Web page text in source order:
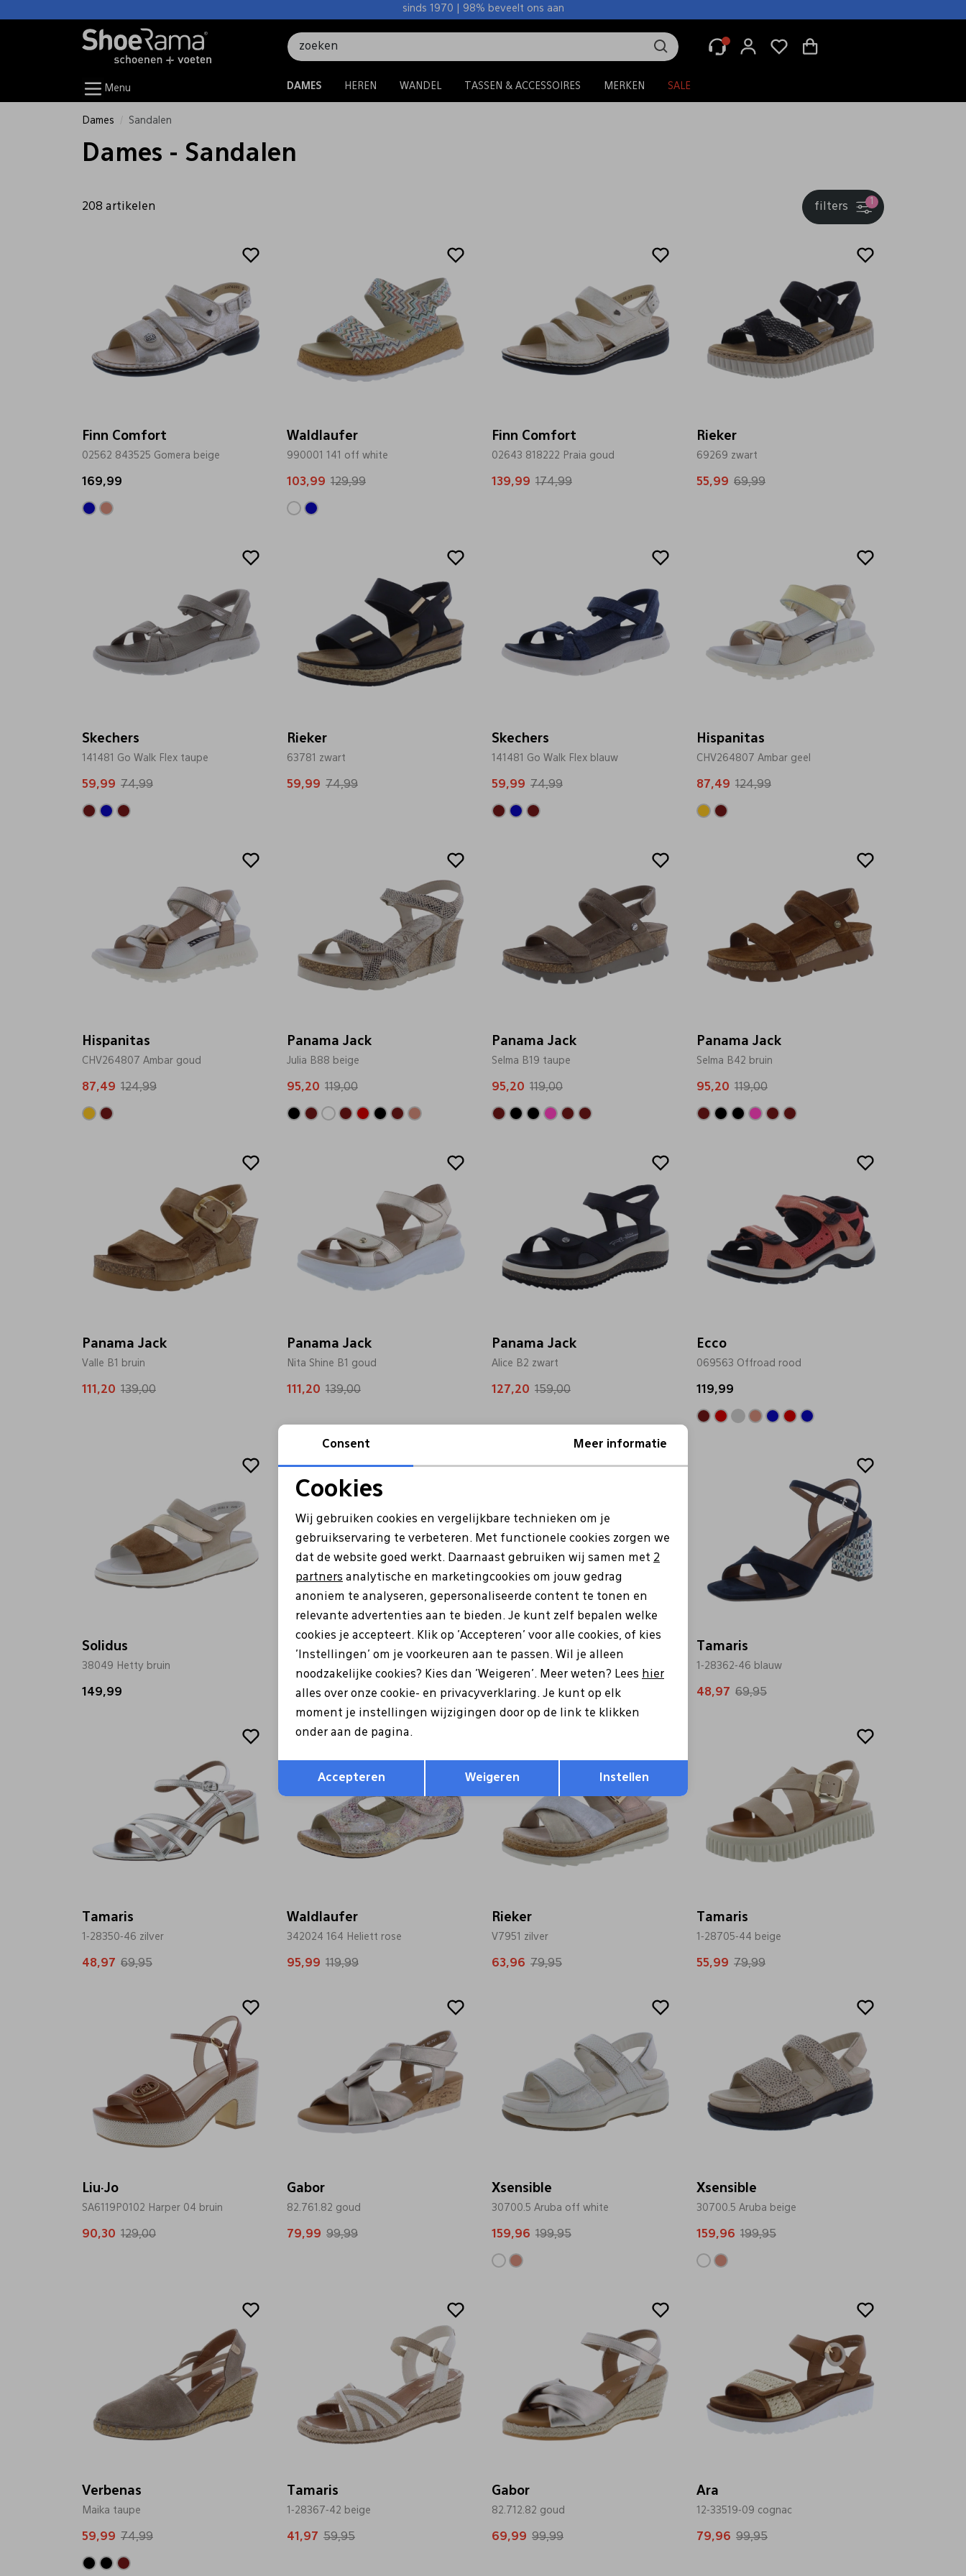
sinds 1970 | 98% beveelt ons aan
Menu DAMES HEREN WANDEL TASSEN & ACCESSOIRES MERKEN SALE
Dames Sandalen
Dames - Sandalen
208 artikelen filters
Finn Comfort
02562 843525 Gomera beige
169,99
Waldlaufer
990001 141 off white
103,99 129,99
Finn Comfort
02643 818222 Praia goud
139,99 174,99
Rieker
69269 zwart
55,99 69,99
Skechers
141481 Go Walk Flex taupe
59,99 74,99
Rieker
63781 zwart
59,99 74,99
Skechers
141481 Go Walk Flex blauw
59,99 74,99
Hispanitas
CHV264807 Ambar geel
87,49 124,99
Hispanitas
CHV264807 Ambar goud
87,49 124,99
Panama Jack
Julia B88 beige
95,20 119,00
Panama Jack
Selma B19 taupe
95,20 119,00
Panama Jack
Selma B42 bruin
95,20 119,00
Panama Jack
Valle B1 bruin
111,20 139,00
Panama Jack
Nita Shine B1 goud
111,20 139,00
Panama Jack
Alice B2 zwart
127,20 159,00
Ecco
069563 Offroad rood
119,99
Solidus
38049 Hetty bruin
149,99
Waldlaufer
103,99 129,99
Warmbat
62,99 89,99
Tamaris
1-28362-46 blauw
48,97 69,95
Tamaris
1-28350-46 zilver
48,97 69,95
Waldlaufer
342024 164 Heliett rose
95,99 119,99
Rieker
V7951 zilver
63,96 79,95
Tamaris
1-28705-44 beige
55,99 79,99
Liu·Jo
SA6119P0102 Harper 04 bruin
90,30 129,00
Gabor
82.761.82 goud
79,99 99,99
Xsensible
30700.5 Aruba off white
159,96 199,95
Xsensible
30700.5 Aruba beige
159,96 199,95
Verbenas
Maika taupe
59,99 74,99
Tamaris
1-28367-42 beige
41,97 59,95
Gabor
82.712.82 goud
69,99 99,99
Ara
12-33519-09 cognac
79,96 99,95
Noodzakelijke cookies
Analytische cookies Marketing cookies
Terug Opslaan
Consent Meer informatie
Cookies
Wij gebruiken cookies en vergelijkbare technieken om je
gebruikservaring te verbeteren. Met functionele cookies zorgen we
dat de website goed werkt. Daarnaast gebruiken wij samen met 2
partners analytische en marketingcookies om jouw gedrag
anoniem te analyseren, gepersonaliseerde content te tonen en
relevante advertenties aan te bieden. Je kunt zelf bepalen welke
cookies je accepteert. Klik op 'Accepteren' voor alle cookies, of kies
'Instellingen' om je voorkeuren aan te passen. Wil je alleen
noodzakelijke cookies? Kies dan 'Weigeren'. Meer weten? Lees hier
alles over onze cookie- en privacyverklaring. Je kunt op elk
moment je instellingen wijzigingen door op de link te klikken
onder aan de pagina.
Accepteren Weigeren Instellen